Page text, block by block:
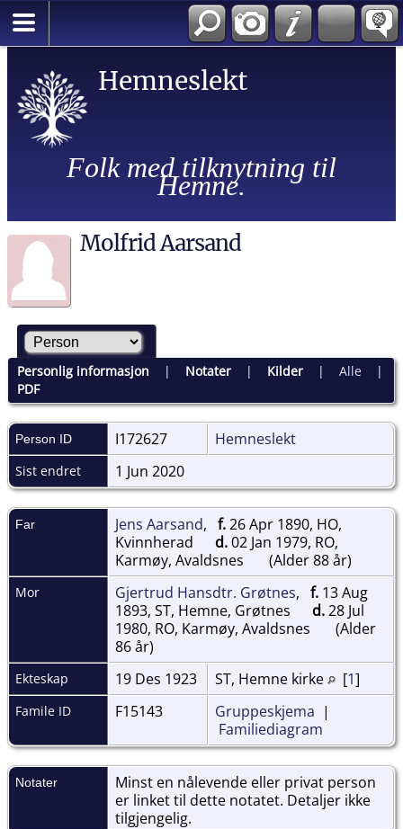
Hemneslekt
Folk med tilknytning til
Hemne.
Molfrid Aarsand
Personlig informasjon | Notater| Kilder| Alle|
PDF
Person ID I172627 Hemneslekt
Sist endret 1 Jun 2020
Far Jens Aarsand, f.26 Apr 1890, HO,
Kvinnherad
d.02 Jan 1979, RO,
Karmøy, Avaldsnes
(Alder 88 år)
Mor Gjertrud Hansdtr. Grøtnes, f. 13 Aug
1893, ST, Hemne, Grøtnes
d.28 Jul
1980, RO, Karmøy, Avaldsnes
(Alder
86 år)
Ekteskap 19 Des 1923 ST, Hemne kirke [1]
Famile ID F15143 Gruppeskjema |
Familiediagram
Notater
Minst en nålevende eller privat person
er linket til dette notatet. Detaljer ikke
tilgjengelig.